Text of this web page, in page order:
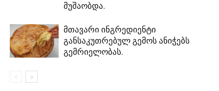
მუშაობდა.
მთავარი ინგრედიენტი
განსაკუთრებულ გემოს ანიჭებს
გემრიელობას.